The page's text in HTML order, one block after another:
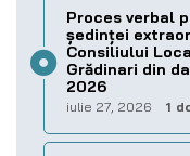
Proces verbal
ședinței
Consiliului
Grădinari din
2026
iulie 27, 2026 1